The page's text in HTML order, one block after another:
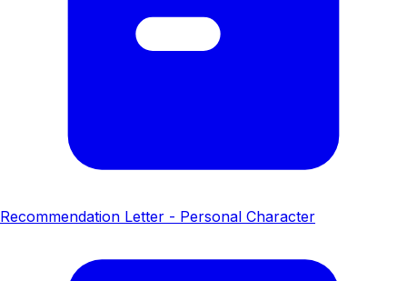
Recommendation Letter - Personal Character